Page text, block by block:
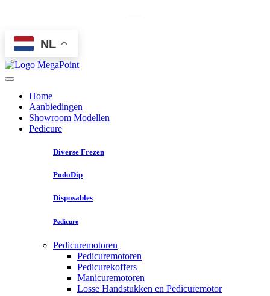
—
NL
Home
Aanbiedingen
Showroom Modellen
Pedicure
Diverse Frezen
PodoDip
Disposables
Pedicure
Pedicuremotoren
Pedicuremotoren
Pedicurekoffers
Manicuremotoren
Losse Handstukken en Pedicuremotor